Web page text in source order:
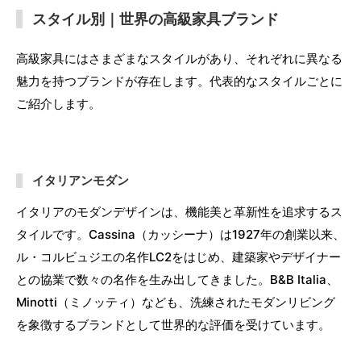
スタイル別｜世界の高級家具ブランド
高級家具にはさまざまなスタイルがあり、それぞれに異なる
魅力を持つブランドが存在します。代表的なスタイルごとに
ご紹介します。
イタリアンモダン
イタリアのモダンデザインは、機能美と革新性を追求するス
タイルです。Cassina（カッシーナ）は1927年の創業以来、
ル・コルビュジエの名作LC2をはじめ、建築家やデザイナー
との協業で数々の名作を生み出してきました。B&B Italia、
Minotti（ミノッティ）なども、洗練されたモダンリビング
を象徴するブランドとして世界的な評価を受けています。